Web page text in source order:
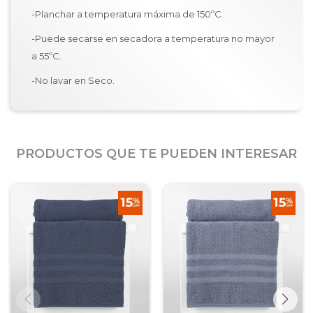
-Planchar a temperatura máxima de 150ºC.
-Puede secarse en secadora a temperatura no mayor
a 55ºC.
-No lavar en Seco.
PRODUCTOS QUE TE PUEDEN INTERESAR